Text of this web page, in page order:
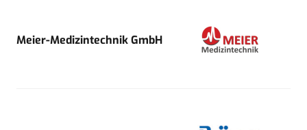
Meier-Medizintechnik GmbH